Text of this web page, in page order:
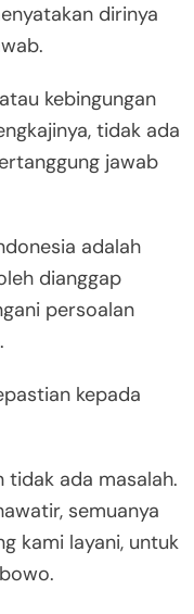
dirinya
kebingungan
tidak ada
jawab
adalah
dianggap
persoalan
kepada
tidak ada masalah.
semuanya
kami layani, untuk